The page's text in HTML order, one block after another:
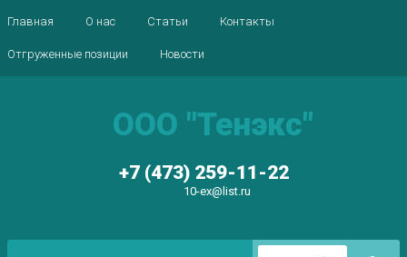
Главная О нас Статьи Контакты
Отгруженные позиции Новости
ООО "Тенэкс"
+7 (473) 259-11-22
10-ex@list.ru